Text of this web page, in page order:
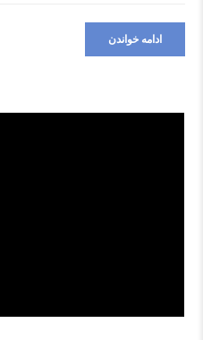
ادامه خواندن